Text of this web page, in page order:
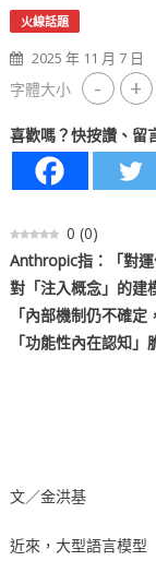
火線話題
2025 年 11 月 7 日
字體大小 - +
喜歡嗎？快按讚、留
0 (0)
Anthropic指：「對
對「注入概念」的建
「內部機制仍不確
「功能性內在認知
文／金洪基
近來，大型語言模型